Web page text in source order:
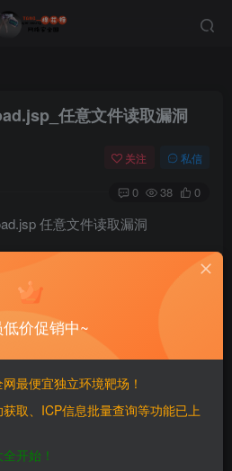
任意文件读取漏洞
关注 私信
0 38 0
任意文件读取漏洞
务器中的敏感信息
价促销中~
最便宜独立环境靶场！
取、ICP信息批量查询等功能已上
开始！